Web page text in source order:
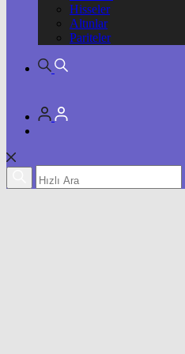
Hisseler
Altınlar
Pariteler